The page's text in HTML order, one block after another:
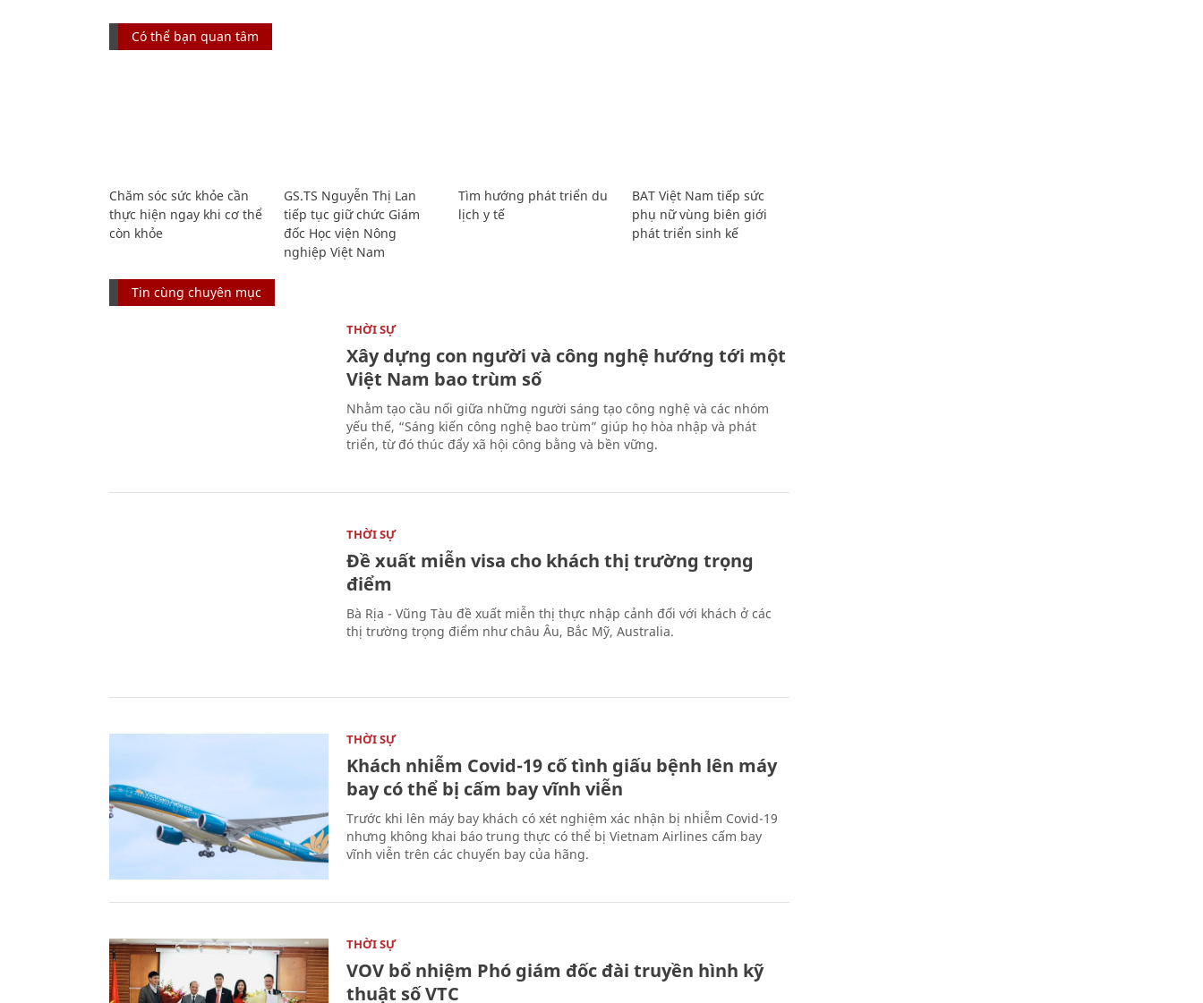
Có thể bạn quan tâm
Chăm sóc sức khỏe cần
thực hiện ngay khi cơ thể
còn khỏe
GS.TS Nguyễn Thị Lan
tiếp tục giữ chức Giám
đốc Học viện Nông
nghiệp Việt Nam
Tìm hướng phát triển du
lịch y tế
BAT Việt Nam tiếp sức
phụ nữ vùng biên giới
phát triển sinh kế
Tin cùng chuyên mục
THỜI SỰ
Xây dựng con người và công nghệ hướng tới một
Việt Nam bao trùm số
Nhằm tạo cầu nối giữa những người sáng tạo công nghệ và các nhóm
yếu thế, “Sáng kiến công nghệ bao trùm” giúp họ hòa nhập và phát
triển, từ đó thúc đẩy xã hội công bằng và bền vững.
THỜI SỰ
Đề xuất miễn visa cho khách thị trường trọng
điểm
Bà Rịa - Vũng Tàu đề xuất miễn thị thực nhập cảnh đối với khách ở các
thị trường trọng điểm như châu Âu, Bắc Mỹ, Australia.
THỜI SỰ
Khách nhiễm Covid-19 cố tình giấu bệnh lên máy
bay có thể bị cấm bay vĩnh viễn
Trước khi lên máy bay khách có xét nghiệm xác nhận bị nhiễm Covid-19
nhưng không khai báo trung thực có thể bị Vietnam Airlines cấm bay
vĩnh viễn trên các chuyến bay của hãng.
THỜI SỰ
VOV bổ nhiệm Phó giám đốc đài truyền hình kỹ
thuật số VTC